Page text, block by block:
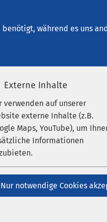
während es uns
Externe Inhalte
verwenden auf unserer
externe Inhalte (z.B.
Maps, YouTube), um
Informationen
Nur notwendige Cookies
verbreitet – und bleiben
wirken in vielen Fällen
warten. Dabei ist